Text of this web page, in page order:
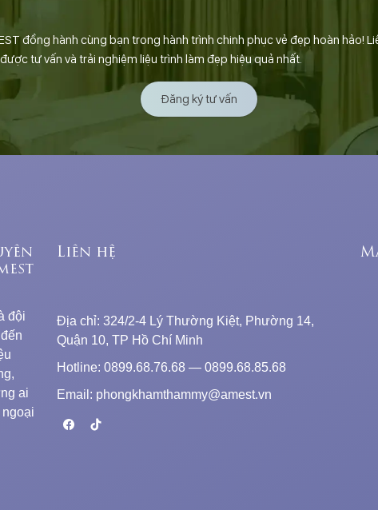
đồng hành cùng bạn trong hành trình chinh phục vẻ đẹp hoàn hảo!
tư vấn và trải nghiệm liệu trình làm đẹp hiệu quả nhất.
Đăng ký tư vấn
đội
ai
Liên hệ
Địa chỉ: 324/2-4 Lý Thường Kiệt, Phường 14,
Quận 10, TP Hồ Chí Minh
Hotline: 0899.68.76.68 — 0899.68.85.68
Email: phongkhamthammy@amest.vn